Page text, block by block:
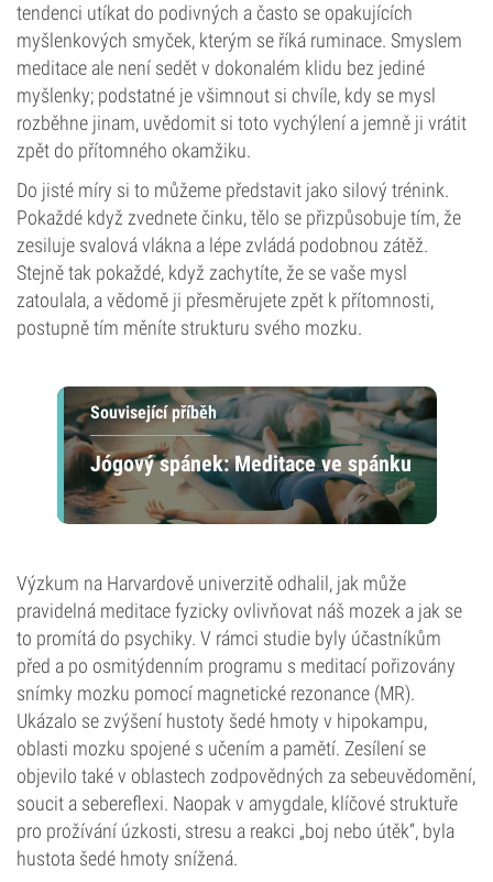
tendenci utíkat do podivných a často se opakujících
myšlenkových smyček, kterým se říká ruminace. Smyslem
meditace ale není sedět v dokonalém klidu bez jediné
myšlenky; podstatné je všimnout si chvíle, kdy se mysl
rozběhne jinam, uvědomit si toto vychýlení a jemně ji vrátit
zpět do přítomného okamžiku.
Do jisté míry si to můžeme představit jako silový trénink.
Pokaždé když zvednete činku, tělo se přizpůsobuje tím, že
zesiluje svalová vlákna a lépe zvládá podobnou zátěž.
Stejně tak pokaždé, když zachytíte, že se vaše mysl
zatoulala, a vědomě ji přesměrujete zpět k přítomnosti,
postupně tím měníte strukturu svého mozku.
Související příběh
Jógový spánek: Meditace ve spánku
Výzkum na Harvardově univerzitě odhalil, jak může
pravidelná meditace fyzicky ovlivňovat náš mozek a jak se
to promítá do psychiky. V rámci studie byly účastníkům
před a po osmitýdenním programu s meditací pořizovány
snímky mozku pomocí magnetické rezonance (MR).
Ukázalo se zvýšení hustoty šedé hmoty v hipokampu,
oblasti mozku spojené s učením a pamětí. Zesílení se
objevilo také v oblastech zodpovědných za sebeuvědomění,
soucit a sebereflexi. Naopak v amygdale, klíčové struktuře
pro prožívání úzkosti, stresu a reakci „boj nebo útěk“, byla
hustota šedé hmoty snížená.